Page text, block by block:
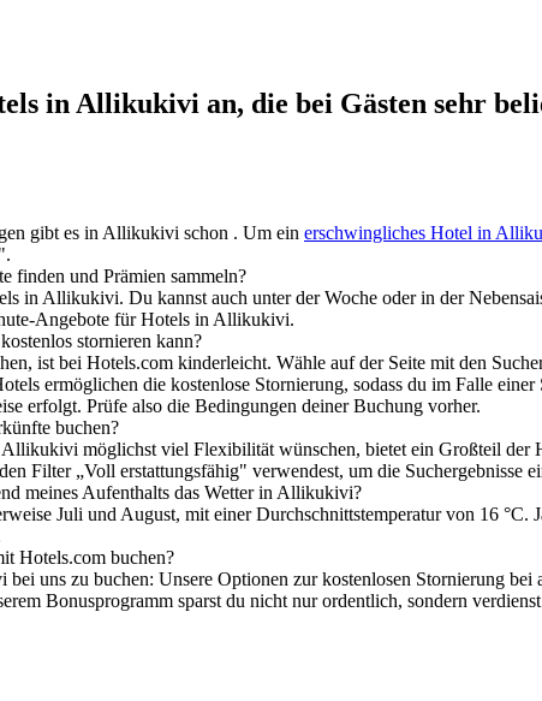
in Allikukivi an, die bei Gästen sehr
gibt es in Allikukivi schon . Um ein erschwingliches Hotel in
finden und Prämien sammeln?
in Allikukivi. Du kannst auch unter der Woche oder in der
Angebote für Hotels in Allikukivi.
stornieren kann?
ist bei Hotels.com kinderleicht. Wähle auf der Seite mit den
ermöglichen die kostenlose Stornierung, sodass du im Falle
erfolgt. Prüfe also die Bedingungen deiner Buchung vorher.
buchen?
möglichst viel Flexibilität wünschen, bietet ein Großteil der
Filter „Voll erstattungsfähig" verwendest, um die Suchergebnisse
meines Aufenthalts das Wetter in Allikukivi?
Juli und August, mit einer Durchschnittstemperatur von 16 °C.
Hotels.com buchen?
uns zu buchen: Unsere Optionen zur kostenlosen Stornierung
Bonusprogramm sparst du nicht nur ordentlich, sondern